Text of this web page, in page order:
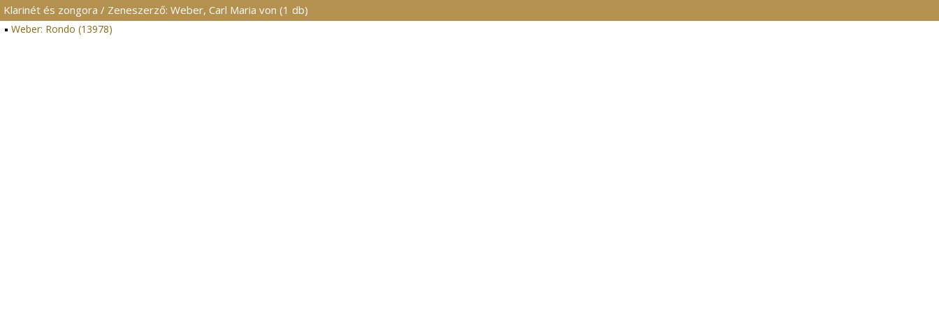
Klarinét és zongora / Zeneszerző: Weber, Carl Maria von (1 db)
Weber: Rondo (13978)